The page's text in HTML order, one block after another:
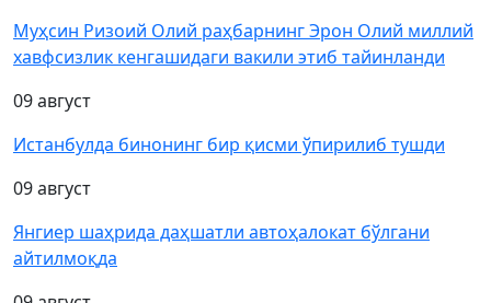
Муҳсин Ризоий Олий раҳбарнинг Эрон Олий миллий
хавфсизлик кенгашидаги вакили этиб тайинланди
09 август
Истанбулда бинонинг бир қисми ўпирилиб тушди
09 август
Янгиер шаҳрида даҳшатли автоҳалокат бўлгани
айтилмоқда